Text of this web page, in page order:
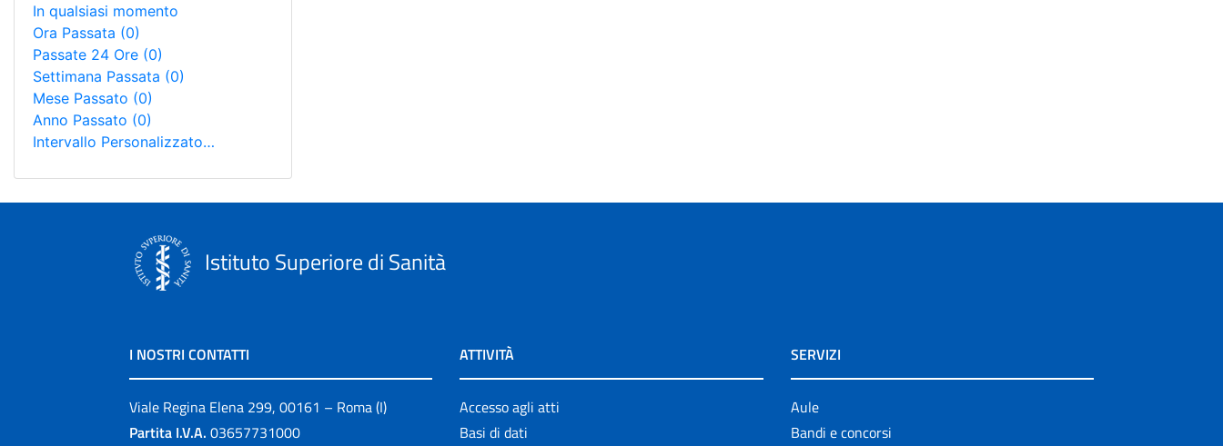
In qualsiasi momento
Ora Passata (0)
Passate 24 Ore (0)
Settimana Passata (0)
Mese Passato (0)
Anno Passato (0)
Intervallo Personalizzato…
Istituto Superiore di Sanità
I NOSTRI CONTATTI
Viale Regina Elena 299, 00161 – Roma (I)
Partita I.V.A. 03657731000
ATTIVITÀ
Accesso agli atti
Basi di dati
SERVIZI
Aule
Bandi e concorsi